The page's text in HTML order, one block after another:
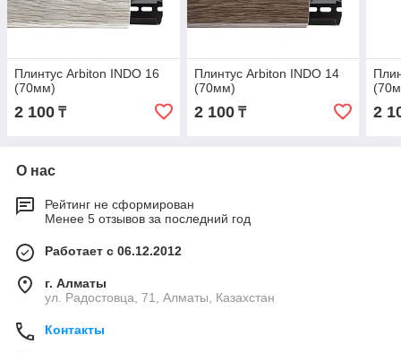
Плинтус Arbiton INDO 16
(70мм)
2 100 ₸
Плинтус Arbiton INDO 14
(70мм)
2 100₸ 2
О нас
Рейтинг не сформирован
Менее 5 отзывов за последний год
Работает с 06.12.2012
г. Алматы
ул. Радостовца, 71, Алматы, Казахстан
Контакты